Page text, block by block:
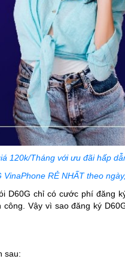
120k/Tháng với ưu đãi hấp
RẺ NHẤT theo
chỉ có cước phí đăng
Vậy vì sao đăng ký
sau: